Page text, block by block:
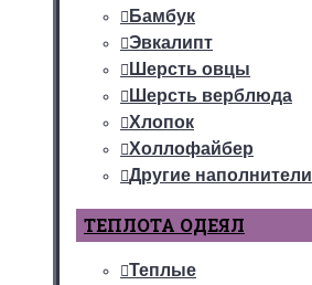
Бамбук
Эвкалипт
Шерсть овцы
Шерсть верблюда
Хлопок
Холлофайбер
Другие наполнители
ТЕПЛОТА ОДЕЯЛ
Теплые